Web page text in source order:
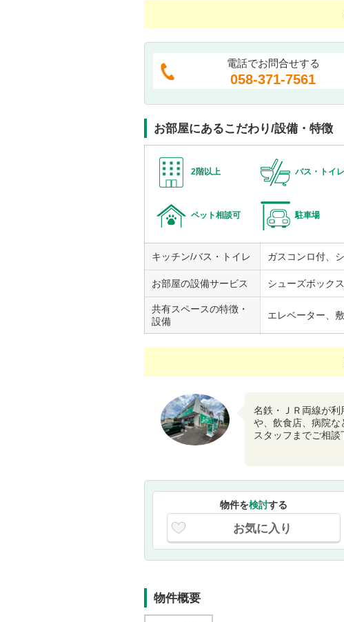
電話でお問合せする
058-371-7561
お部屋にあるこだわり/設備・特徴
2階以上 バス・トイ
ペット相談可 駐車場
キッチン/バス・トイレ ガスコンロ付、
お部屋の設備サービス シューズボック
共有スペースの特徴・
設備
エレベーター、
名鉄・ＪＲ両線が
や、飲食店、病院
スタッフまでご相談
物件を検討する
お気に入り
物件概要